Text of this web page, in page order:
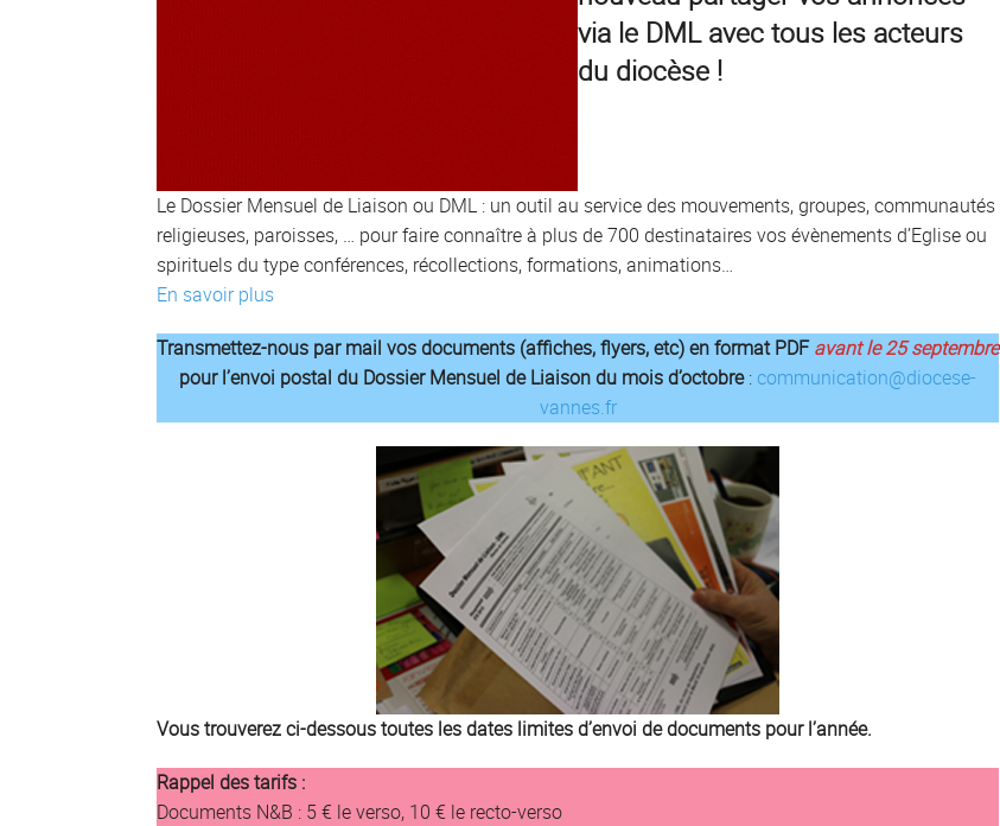
via le DML avec tous les acteurs
du diocèse !
Le Dossier Mensuel de Liaison ou DML : un outil au service des mouvements, groupes, communautés
religieuses, paroisses, … pour faire connaître à plus de 700 destinataires vos évènements d’Eglise ou
spirituels du type conférences, récollections, formations, animations…
En savoir plus
Transmettez-nous par mail vos documents (affiches, flyers, etc) en format PDFavant le 25 septembre
pour l’envoi postal du Dossier Mensuel de Liaison du mois d’octobre: communication@diocese-
vannes.fr
Vous trouverez ci-dessous toutes les dates limites d’envoi de documents pour l’année.
Rappel des tarifs :
Documents N&B : 5 € le verso, 10 € le recto-verso